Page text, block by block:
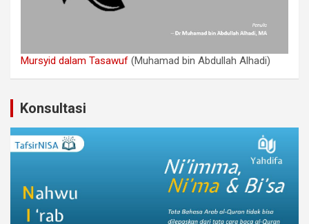
Mursyid dalam Tasawuf (Muhamad bin Abdullah Alhadi)
Konsultasi